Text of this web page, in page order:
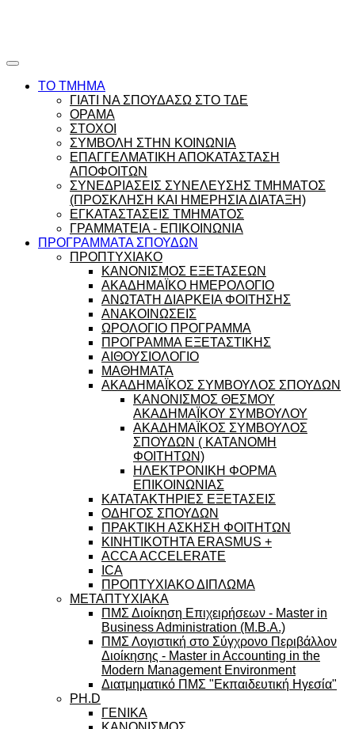
ΤΟ ΤΜΗΜΑ
ΓΙΑΤΙ ΝΑ ΣΠΟΥΔΑΣΩ ΣΤΟ ΤΔΕ
ΟΡΑΜΑ
ΣΤΟΧΟΙ
ΣΥΜΒΟΛΗ ΣΤΗΝ ΚΟΙΝΩΝΙΑ
ΕΠΑΓΓΕΛΜΑΤΙΚΗ ΑΠΟΚΑΤΑΣΤΑΣΗ
ΑΠΟΦΟΙΤΩΝ
ΣΥΝΕΔΡΙΑΣΕΙΣ ΣΥΝΕΛΕΥΣΗΣ ΤΜΗΜΑΤΟΣ
(ΠΡΟΣΚΛΗΣΗ ΚΑΙ ΗΜΕΡΗΣΙΑ ΔΙΑΤΑΞΗ)
ΕΓΚΑΤΑΣΤΑΣΕΙΣ ΤΜΗΜΑΤΟΣ
ΓΡΑΜΜΑΤΕΙΑ - ΕΠΙΚΟΙΝΩΝΙΑ
ΠΡΟΓΡΑΜΜΑΤΑ ΣΠΟΥΔΩΝ
ΠΡΟΠΤΥΧΙΑΚΟ
ΚΑΝΟΝΙΣΜΟΣ ΕΞΕΤΑΣΕΩΝ
ΑΚΑΔΗΜΑΪΚΟ ΗΜΕΡΟΛΟΓΙΟ
ΑΝΩΤΑΤΗ ΔΙΑΡΚΕΙΑ ΦΟΙΤΗΣΗΣ
ΑΝΑΚΟΙΝΩΣΕΙΣ
ΩΡΟΛΟΓΙΟ ΠΡΟΓΡΑΜΜΑ
ΠΡΟΓΡΑΜΜΑ ΕΞΕΤΑΣΤΙΚΗΣ
ΑΙΘΟΥΣΙΟΛΟΓΙΟ
ΜΑΘΗΜΑΤΑ
ΑΚΑΔΗΜΑΪΚΟΣ ΣΥΜΒΟΥΛΟΣ ΣΠΟΥΔΩΝ
ΚΑΝΟΝΙΣΜΟΣ ΘΕΣΜΟΥ
ΑΚΑΔΗΜΑΪΚΟΥ ΣΥΜΒΟΥΛΟΥ
ΑΚΑΔΗΜΑΪΚΟΣ ΣΥΜΒΟΥΛΟΣ
ΣΠΟΥΔΩΝ ( ΚΑΤΑΝΟΜΗ
ΦΟΙΤΗΤΩΝ)
ΗΛΕΚΤΡΟΝΙΚΗ ΦΟΡΜΑ
ΕΠΙΚΟΙΝΩΝΙΑΣ
ΚΑΤΑΤΑΚΤΗΡΙΕΣ ΕΞΕΤΑΣΕΙΣ
ΟΔΗΓΟΣ ΣΠΟΥΔΩΝ
ΠΡΑΚΤΙΚΗ ΑΣΚΗΣΗ ΦΟΙΤΗΤΩΝ
ΚΙΝΗΤΙΚΟΤΗΤΑ ERASMUS +
ACCA ACCELERATE
ICA
ΠΡΟΠΤΥΧΙΑΚΟ ΔΙΠΛΩΜΑ
ΜΕΤΑΠΤΥΧΙΑΚΑ
ΠΜΣ Διοίκηση Επιχειρήσεων - Master in
Business Administration (M.B.A.)
ΠΜΣ Λογιστική στο Σύγχρονο Περιβάλλον
Διοίκησης - Master in Accounting in the
Modern Management Environment
Διατμηματικό ΠΜΣ "Εκπαιδευτική Ηγεσία"
PH.D
ΓΕΝΙΚΑ